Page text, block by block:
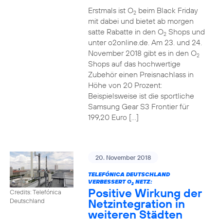
Erstmals ist O2beim Black Friday
mit dabei und bietet ab morgen
satte Rabatte in den O2Shops und
unter o2online.de. Am 23. und 24.
November 2018 gibt es in den O2
Shops auf das hochwertige
Zubehör einen Preisnachlass in
Höhe von 20 Prozent:
Beispielsweise ist die sportliche
Samsung Gear S3 Frontier für
199,20 Euro […]
Credits: Telefónica
Deutschland
20. November 2018
TELEFÓNICA DEUTSCHLAND
VERBESSERT O2NETZ:
Positive Wirkung der
Netzintegration in
weiteren Städten